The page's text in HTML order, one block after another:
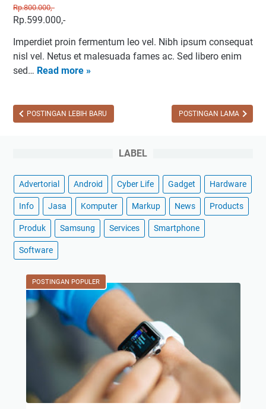
Rp.800.000,-
Rp.599.000,-
Imperdiet proin fermentum leo vel. Nibh ipsum consequat
nisl vel. Netus et malesuada fames ac. Sed libero enim
sed… Read more »K
a
K
e
r
e
n
POSTINGAN LEBIH BARU POSTINGAN LAMA
LABEL
Advertorial Android Cyber Life Gadget Hardware
Info Jasa Komputer Markup News Products
Produk Samsung Services Smartphone
Software
POSTINGAN POPULER